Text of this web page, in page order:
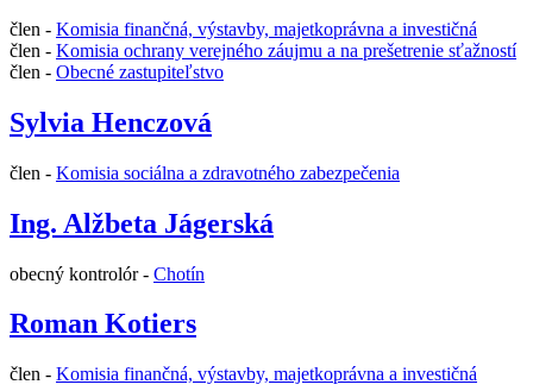
člen - Komisia finančná, výstavby, majetkoprávna a investičná
člen - Komisia ochrany verejného záujmu a na prešetrenie sťažností
člen - Obecné zastupiteľstvo
Sylvia Henczová
člen - Komisia sociálna a zdravotného zabezpečenia
Ing. Alžbeta Jágerská
obecný kontrolór - Chotín
Roman Kotiers
člen - Komisia finančná, výstavby, majetkoprávna a investičná